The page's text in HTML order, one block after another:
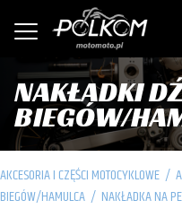
NAKŁADKI
BIEGÓW/
AKCESORIA I CZĘŚCI MOTOCYKLOWE /
BIEGÓW/HAMULCA / NAKŁADKA NA